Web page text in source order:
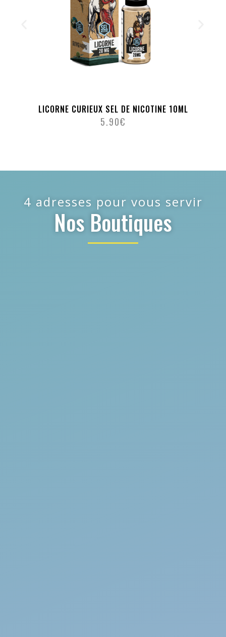
LICORNE CURIEUX SEL DE NICOTINE 10ML
5.90€
4 adresses pour vous servir
Nos Boutiques